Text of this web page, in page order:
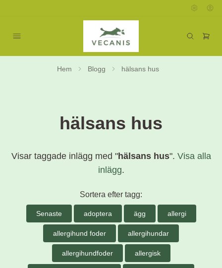
Hem Blogg hälsans hus
hälsans hus
Visar taggade inlägg med "hälsans hus". Visa alla
inlägg.
Sortera efter tagg:
Senaste adoptera ägg allergi
allergihund foder allergihundar
allergihundfoder allergisk